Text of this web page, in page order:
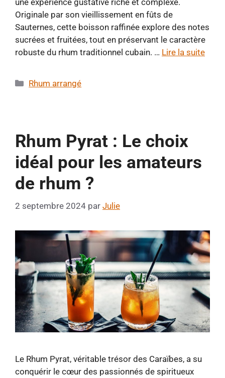
Originale par son vieillissement en fûts de
Sauternes, cette boisson raffinée explore des notes
sucrées et fruitées, tout en préservant le caractère
robuste du rhum traditionnel cubain. … Lire la suite
Catégories
Rhum arrangé
Rhum Pyrat : Le choix
idéal pour les amateurs
de rhum ?
2 septembre 2024 par Julie
Le Rhum Pyrat, véritable trésor des Caraïbes, a su
conquérir le cœur des passionnés de spiritueux